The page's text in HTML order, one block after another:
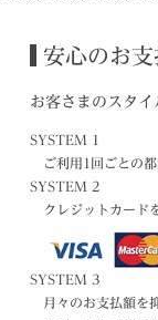
安心のお支
お客さまのスタイ
SYSTEM 1
ご利用1回ごとの
SYSTEM 2
クレジットカード
SYSTEM 3
月々のお支払額を